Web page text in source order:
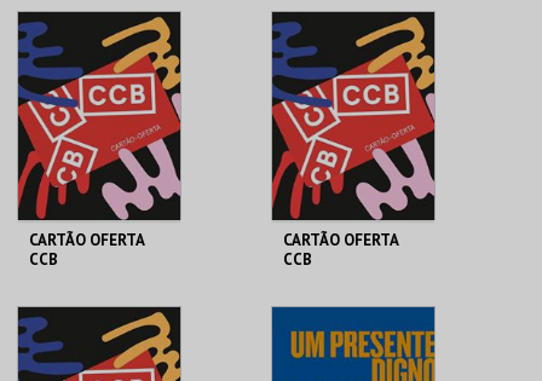
>65 | ANUAL
MAIS INFO
COMPRAR
DUPLO | ANUAL
MAIS INFO
COMPRAR
CARTÃO OFERTA
CCB
CARTÃO OFERTA 20€
CARTÃO OFERTA
CCB
CARTÃO OFERTA 30€